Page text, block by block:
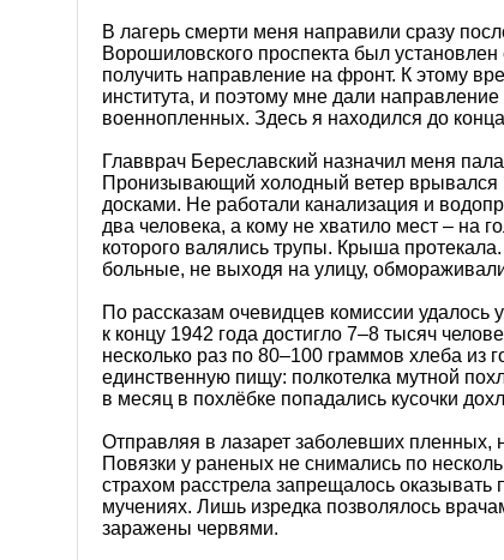
В лагерь смерти меня направили сразу
Ворошиловского проспекта был
получить направление на фронт. К этому
института, и поэтому мне дали
военнопленных. Здесь я находился до
Главврач Береславский назначил меня
Пронизывающий холодный ветер врывался
досками. Не работали канализация и
два человека, а кому не хватило мест – на
которого валялись трупы. Крыша
больные, не выходя на улицу,
По рассказам очевидцев комиссии
к концу 1942 года достигло 7–8 тысяч
несколько раз по 80–100 граммов хлеба из
единственную пищу: полкотелка мутной
в месяц в похлёбке попадались кусочки
Отправляя в лазарет заболевших пленных,
Повязки у раненых не снимались по
страхом расстрела запрещалось
мучениях. Лишь изредка позволялось
заражены червями.